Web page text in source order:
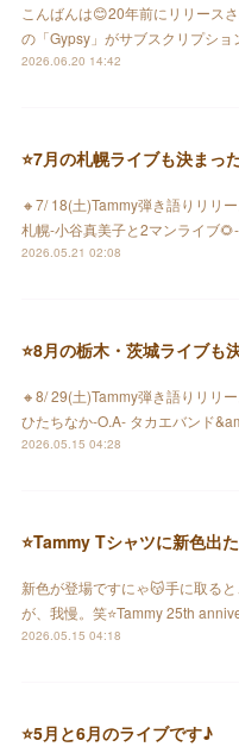
こんばんは😊20年前にリリース
の「Gypsy」がサブスクリプシ
2026.06.20 14:42
⭐️7月の札幌ライブも決まっ
🔸7/ 18(土)Tammy弾き語りリリ
札幌-小谷真美子と2マンライブ
2026.05.21 02:08
⭐️8月の栃木・茨城ライブも
🔸8/ 29(土)Tammy弾き語りリリ
ひたちなか-O.A- タカエバンド
2026.05.15 04:28
⭐️Tammy Tシャツに新色出
新色が登場ですにゃ😽手に取る
が、我慢。笑⭐️Tammy 25th
2026.05.15 04:18
⭐️5月と6月のライブです♪